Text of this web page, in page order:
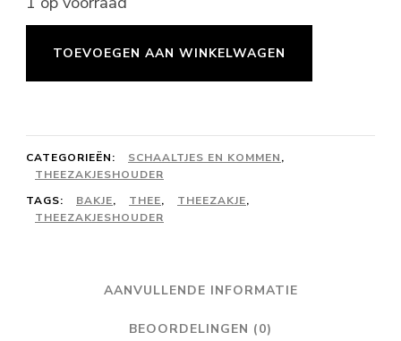
aantal
TOEVOEGEN AAN WINKELWAGEN
CATEGORIEËN: SCHAALTJES EN KOMMEN,
THEEZAKJESHOUDER
TAGS:
BAKJE, THEE, THEEZAKJE,
THEEZAKJESHOUDER
AANVULLENDE INFORMATIE
BEOORDELINGEN (0)